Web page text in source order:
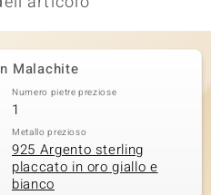
Malachite
Numero pietre preziose
1
Metallo prezioso
925 Argento sterling
placcato in oro giallo e
bianco